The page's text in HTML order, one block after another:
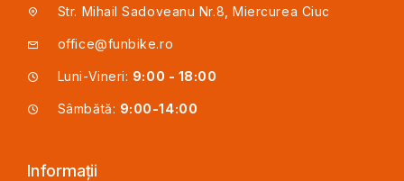
Str. Mihail Sadoveanu Nr.8, Miercurea Ciuc
office@funbike.ro
Luni-Vineri: 9:00 - 18:00
Sâmbătă: 9:00-14:00
Informații